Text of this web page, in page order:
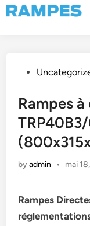
Skip
to
Posted
Rampes
byadmin • mai
Rampes